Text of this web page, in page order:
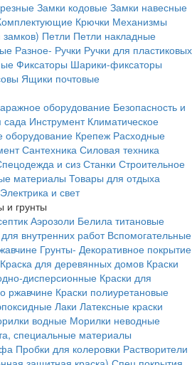
Замки кодовые Замки навесные
Крючки Механизмы
Петли Петли накладные
Разное- Ручки Ручки для пластиковых
Фиксаторы Шарики-фиксаторы
Ящики почтовые
оборудование Безопасность и
сада Инструмент Климатическое
оборудование Крепеж Расходные
Сантехника Силовая техника
и сиз Станки Строительное
материалы Товары для отдыха
Электрика и свет
и грунты
Аэрозоли Белила титановые
внутренних работ Вспомогательные
Грунты- Декоративное покрытие
Краска для деревянных домов Краски
дисперсионные Краски для
ржавчине Краски полиуретановые
Лаки Латексные краски
водные Морилки неводные
специальные материалы
Пробки для колеровки Растворители